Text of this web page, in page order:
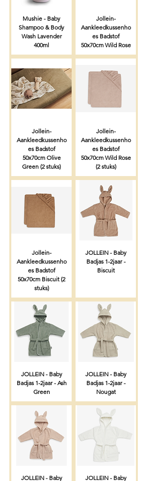
Mushie - Baby
Shampoo & Body
Wash Lavender
400ml
Jollein-
Aankleedkussenho
es Badstof
50x70cm Wild Rose
Jollein-
Aankleedkussenho
es Badstof
50x70cm Olive
Green (2 stuks)
Jollein-
Aankleedkussenho
es Badstof
50x70cm Wild Rose
(2 stuks)
Jollein-
Aankleedkussenho
es Badstof
50x70cm Biscuit (2
stuks)
JOLLEIN - Baby
Badjas 1-2jaar -
Biscuit
JOLLEIN - Baby
Badjas 1-2jaar - Ash
Green
JOLLEIN - Baby
Badjas 1-2jaar -
Nougat
JOLLEIN - Baby JOLLEIN - Baby